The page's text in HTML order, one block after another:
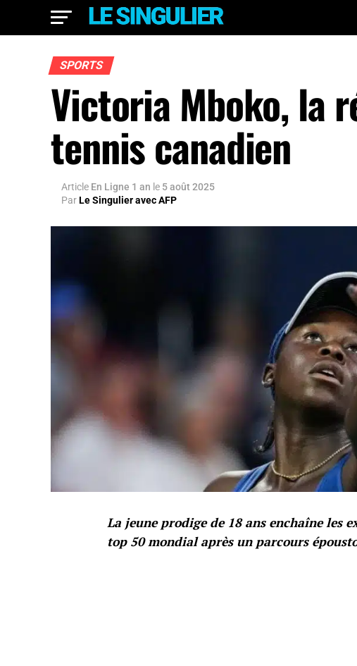
SPORTS
Victoria Mboko, la
tennis canadien
Article En Ligne 1 an le 5 août 2025
ParLe Singulier avec AFP
La jeune prodige de 18 ans enchaîne les
top 50 mondial après un parcours